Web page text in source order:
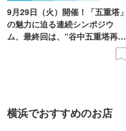
9月29日（火）開催！「五重塔」
の魅力に迫る連続シンポジウ
ム、最終回は、“谷中五重塔再建
横浜でおすすめのお店